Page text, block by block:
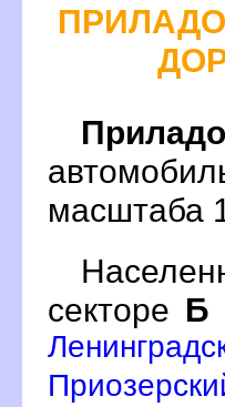
масштаба
секторе Б